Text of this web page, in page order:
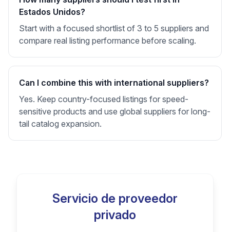
Estados Unidos?
Start with a focused shortlist of 3 to 5 suppliers and
compare real listing performance before scaling.
Can I combine this with international suppliers?
Yes. Keep country-focused listings for speed-
sensitive products and use global suppliers for long-
tail catalog expansion.
Servicio de proveedor
privado